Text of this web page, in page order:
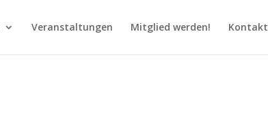
Veranstaltungen Mitglied werden! Kontakt